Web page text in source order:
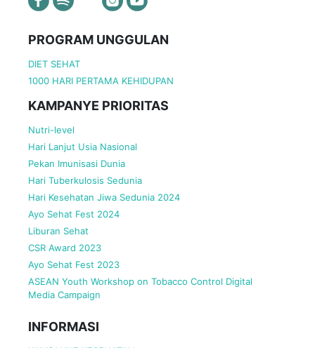
PROGRAM UNGGULAN
DIET SEHAT
1000 HARI PERTAMA KEHIDUPAN
KAMPANYE PRIORITAS
Nutri-level
Hari Lanjut Usia Nasional
Pekan Imunisasi Dunia
Hari Tuberkulosis Sedunia
Hari Kesehatan Jiwa Sedunia 2024
Ayo Sehat Fest 2024
Liburan Sehat
CSR Award 2023
Ayo Sehat Fest 2023
ASEAN Youth Workshop on Tobacco Control Digital
Media Campaign
INFORMASI